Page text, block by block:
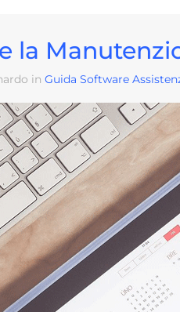
la
in Guida Software